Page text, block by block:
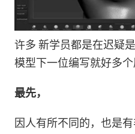
许多 新学员都是在迟疑
模型下一位编写就好多个
最先，
因人有所不同的，也是